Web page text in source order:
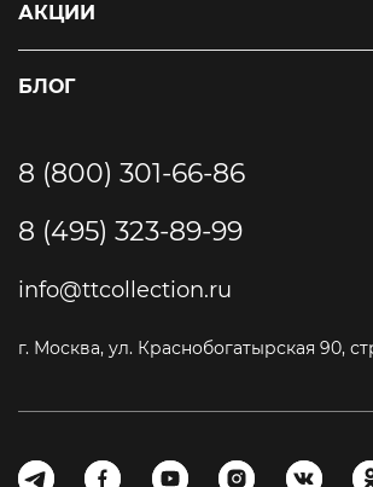
АКЦИИ
БЛОГ
8 (800) 301-66-86
8 (495) 323-89-99
info@ttcollection.ru
г. Москва, ул. Краснобогатырская 90,